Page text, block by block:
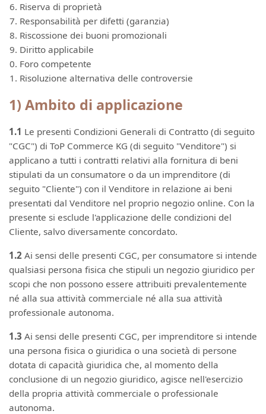
Riserva di proprietà
Responsabilità per difetti (garanzia)
Riscossione dei buoni promozionali
Diritto applicabile
Foro competente
Risoluzione alternativa delle controversie
1) Ambito di applicazione
1.1 Le presenti Condizioni Generali di Contratto (di seguito
"CGC") di ToP Commerce KG (di seguito "Venditore") si
applicano a tutti i contratti relativi alla fornitura di beni
stipulati da un consumatore o da un imprenditore (di
seguito "Cliente") con il Venditore in relazione ai beni
presentati dal Venditore nel proprio negozio online. Con la
presente si esclude l'applicazione delle condizioni del
Cliente, salvo diversamente concordato.
1.2 Ai sensi delle presenti CGC, per consumatore si intende
qualsiasi persona fisica che stipuli un negozio giuridico per
scopi che non possono essere attribuiti prevalentemente
né alla sua attività commerciale né alla sua attività
professionale autonoma.
1.3 Ai sensi delle presenti CGC, per imprenditore si intende
una persona fisica o giuridica o una società di persone
dotata di capacità giuridica che, al momento della
conclusione di un negozio giuridico, agisce nell'esercizio
della propria attività commerciale o professionale
autonoma.